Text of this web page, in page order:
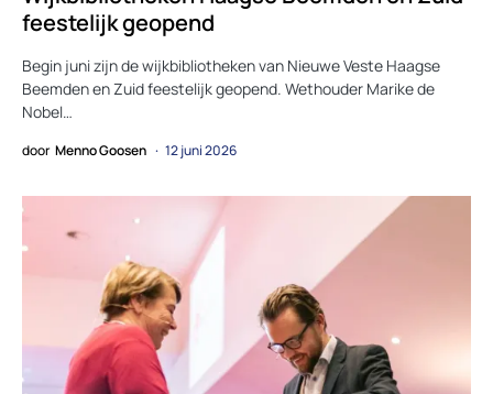
feestelijk geopend
Begin juni zijn de wijkbibliotheken van Nieuwe Veste Haagse
Beemden en Zuid feestelijk geopend. Wethouder Marike de
Nobel…
door Menno Goosen 12 juni 2026